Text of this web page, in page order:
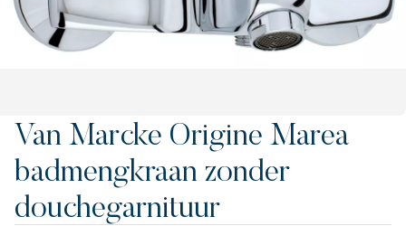
Van Marcke Origine Marea
badmengkraan zonder
douchegarnituur